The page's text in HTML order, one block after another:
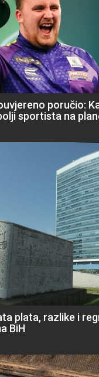
poručio:
sportista na
plata, razlike i
BiH